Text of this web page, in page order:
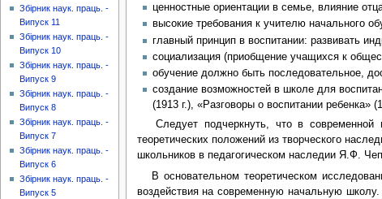
ценностные ориентации в семье, влияние
высокие требования к учителю начального
главный принцип в воспитании: развивать
социализация (приобщение учащихся к
обучение должно быть последовательное,
создание возможностей в школе для
(1913 г.), «Разговоры о воспитании ребенка»
Следует подчеркнуть, что в современной
теоретических положений из творческого
школьников в педагогическом наследии Я.Ф.
В основательном теоретическом
воздействия на современную начальную
Збірник наук. праць. -
Випуск 11
Збірник наук. праць. -
Випуск 10
Збірник наук. праць. -
Випуск 9
Збірник наук. праць. -
Випуск 8
Збірник наук. праць. -
Випуск 7
Збірник наук. праць. -
Випуск 6
Збірник наук. праць. -
Випуск 5